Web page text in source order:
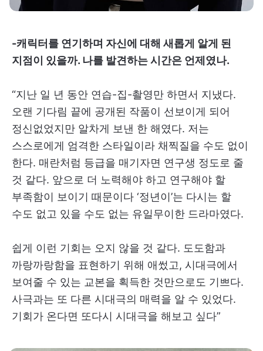
-캐릭터를 연기하며 자신에 대해 새롭게 알게 된
지점이 있을까. 나를 발견하는 시간은 언제였나.
“지난 일 년 동안 연습-집-촬영만 하면서 지냈다.
오랜 기다림 끝에 공개된 작품이 선보이게 되어
정신없었지만 알차게 보낸 한 해였다. 저는
스스로에게 엄격한 스타일이라 채찍질을 수도 없이
한다. 매란처럼 등급을 매기자면 연구생 정도로 줄
것 같다. 앞으로 더 노력해야 하고 연구해야 할
부족함이 보이기 때문이다 ‘정년이’는 다시는 할
수도 없고 있을 수도 없는 유일무이한 드라마였다.
쉽게 이런 기회는 오지 않을 것 같다. 도도함과
까랑까랑함을 표현하기 위해 애썼고, 시대극에서
보여줄 수 있는 교본을 획득한 것만으로도 기쁘다.
사극과는 또 다른 시대극의 매력을 알 수 있었다.
기회가 온다면 또다시 시대극을 해보고 싶다”